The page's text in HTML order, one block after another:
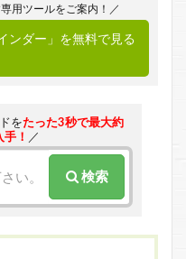
用ツールをご案内！／
ンダー」を無料で見る
をたった3秒で最大約
！ ／
検索